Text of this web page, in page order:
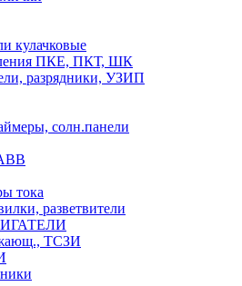
кулачковые
ПКЕ, ПКТ, ШК
разрядники, УЗИП
солн.панели
тока
разветвители
ТСЗИ